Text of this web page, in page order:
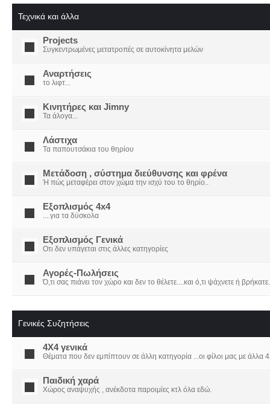
Τεχνικά και άλλα
Projects
Συγκεντρωμένες μετατροπές σε αυτοκίνητα μελών
Αναρτήσεις
το λιφτ...
Κινητήρες και Jimny
Τα άλογα...
Λάστιχα
Τα παπουτσάκια του θηρίου
Μετάδοση , σύστημα διεύθυνσης και φρένα
Ή πώς μεταφέρει στον χώμα την ισχύ του το θηρίο..
Εξοπλισμός 4x4
....για τα δύσκολα
Εξοπλισμός Γενικά
Οτι δεν υπάγεται στις άλλες κατηγορίες
Αγορές-Πωλήσεις
Ό,τι σας πιάνει τον χώρο και δεν το θέλετε....και ό,τι ψάχνετε ή
Γενικές Συζητήσεις
4X4 γενικά
Θέματα που δεν εμπίπτουν σε άλλη κατηγορία ...οι φίλοι μας με άλλα
Παιδική χαρά
Χώρος αναψυχής , ανέκδοτα παροιμίες κτλ όλα εδώ.